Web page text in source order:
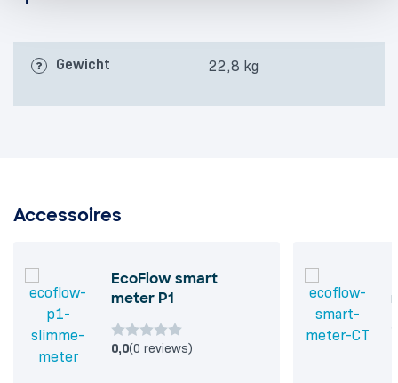
Gewicht 22,8 kg
Accessoires
EcoFlow smart
meter P1
0,0(0 reviews)